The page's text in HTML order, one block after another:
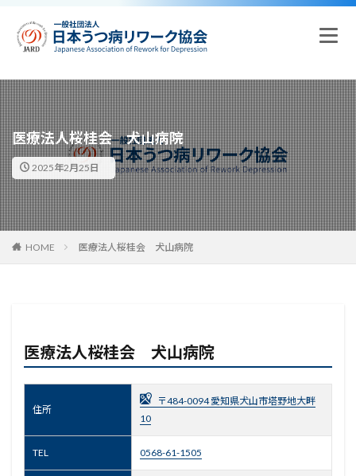
医療法人桜桂会 犬山病院
2025年2月25日
HOME 医療法人桜桂会 犬山病院
医療法人桜桂会 犬山病院
住所
〒484-0094 愛知県犬山市塔野地大畔
10
TEL 0568-61-1505